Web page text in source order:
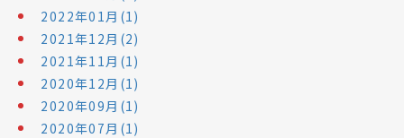
2022年01月(1)
2021年12月(2)
2021年11月(1)
2020年12月(1)
2020年09月(1)
2020年07月(1)